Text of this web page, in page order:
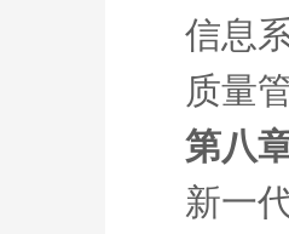
信息
质量
第八
新一